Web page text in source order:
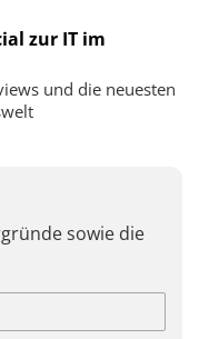
zur IT im
und die neuesten
sowie die